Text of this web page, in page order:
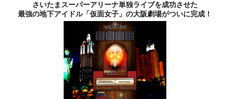
さいたまスーパーアリーナ単独ライブを成功させた
最強の地下アイドル「仮面女子」の大阪劇場がついに完成！